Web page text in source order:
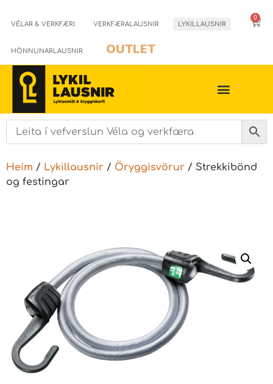
VÉLAR & VERKFÆRI VERKFÆRALAUSNIR LYKILLAUSNIR
HÖNNUNARLAUSNIR OUTLET
0
Heim / Lykillausnir / Öryggisvörur / Strekkibönd
og festingar